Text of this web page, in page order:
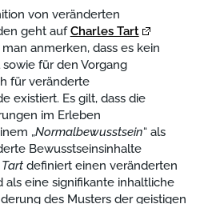
von veränderten
geht aufCharles Tart
anmerken, dass es kein
für den Vorgang
für veränderte
existiert. Es gilt, dass die
im Erleben
„Normalbewusstsein“ als
Bewusstseinsinhalte
Tartdefiniert einen veränderten
als eine signifikante inhaltliche
des Musters der geistigen